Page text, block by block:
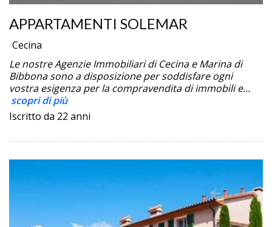
APPARTAMENTI SOLEMAR
Cecina
Le nostre Agenzie Immobiliari di Cecina e Marina di
Bibbona sono a disposizione per soddisfare ogni
vostra esigenza per la compravendita di immobili e...
scopri di più
Iscritto da 22 anni